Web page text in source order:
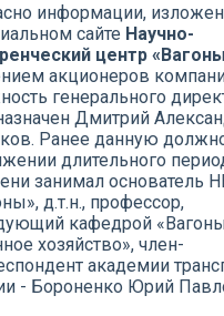
информации,
сайте Научно-
центр
акционеров
генерального
Дмитрий
Ранее данную
длительного
занимал основатель
д.т.н., профессор,
кафедрой
хозяйство», член-
академии
- Бороненко Юрий